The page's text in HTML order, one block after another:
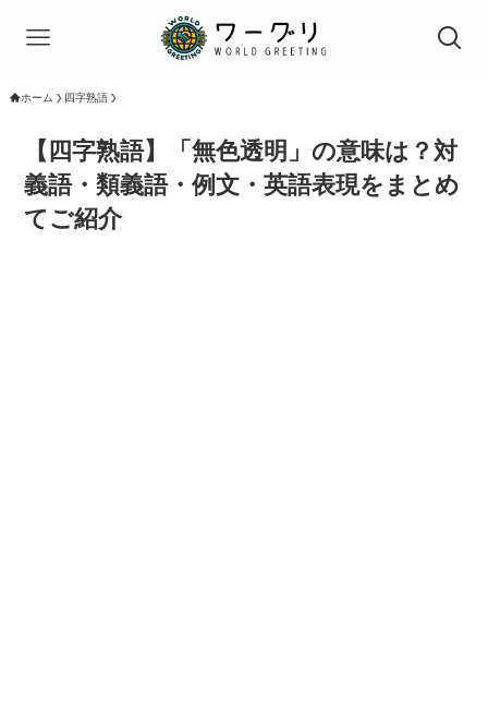
ホーム 四字熟語
【四字熟語】「無色透明」の意味は？対
義語・類義語・例文・英語表現をまとめ
てご紹介